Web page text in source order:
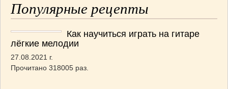
Популярные рецепты
Как научиться играть на гитаре
лёгкие мелодии
27.08.2021 г.
Прочитано 318005 раз.